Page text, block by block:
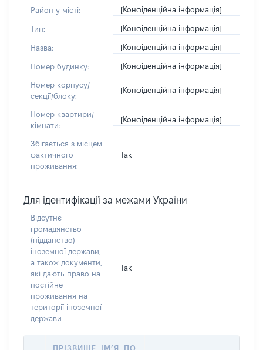
Район у місті: [Конфіденційна інформація]
Тип: [Конфіденційна інформація]
Назва: [Конфіденційна інформація]
Номер будинку: [Конфіденційна інформація]
Номер корпусу/
секції/блоку:
[Конфіденційна інформація]
Номер квартири/
кімнати:
[Конфіденційна інформація]
Збігається з місцем
фактичного
проживання:
Так
Для ідентифікації за межами України
Відсутнє
громадянство
(підданство)
іноземної держави,
а також документи,
які дають право на
постійне
проживання на
території іноземної
держави
Так
ПРІЗВИЩЕ, ІМ’Я, ПО